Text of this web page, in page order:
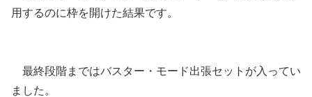
用するのに枠を開けた結果です。
最終段階まではバスター・モード出張セットが入ってい
ました。